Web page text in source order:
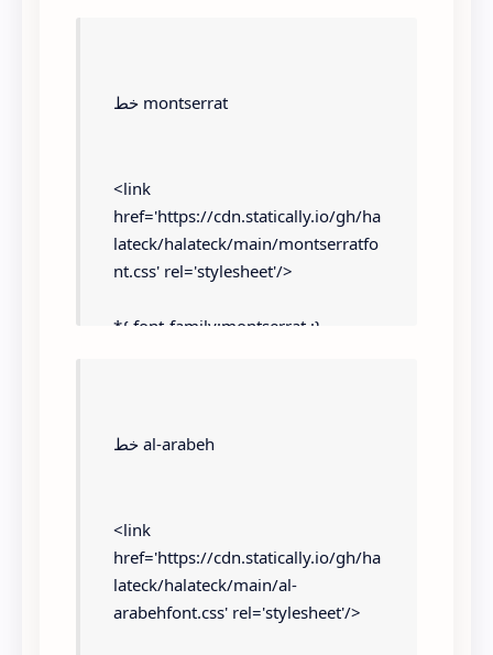
خط montserrat
<link
href='https://cdn.statically.io/gh/ha
lateck/halateck/main/montserratfo
nt.css' rel='stylesheet'/>
*{ font-family:montserrat ;}
خط al-arabeh
<link
href='https://cdn.statically.io/gh/ha
lateck/halateck/main/al-
arabehfont.css' rel='stylesheet'/>